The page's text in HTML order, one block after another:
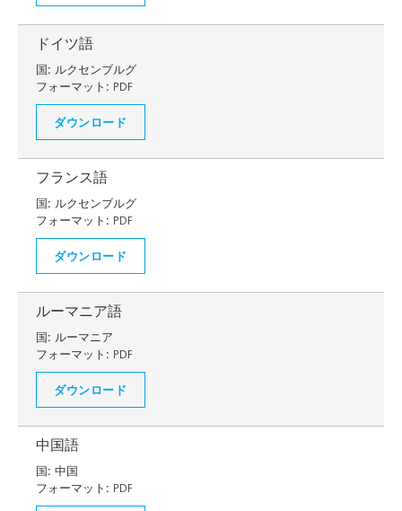
ドイツ語
国: ルクセンブルグ
フォーマット: PDF
ダウンロード
フランス語
国: ルクセンブルグ
フォーマット: PDF
ダウンロード
ルーマニア語
国: ルーマニア
フォーマット: PDF
ダウンロード
中国語
国: 中国
フォーマット: PDF